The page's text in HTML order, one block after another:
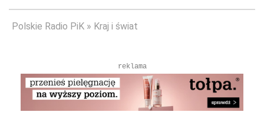
Polskie Radio PiK Kraj i świat
reklama